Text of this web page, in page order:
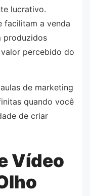
lucrativo.
facilitam a venda
produzidos
percebido do
de marketing
quando você
de criar
Vídeo